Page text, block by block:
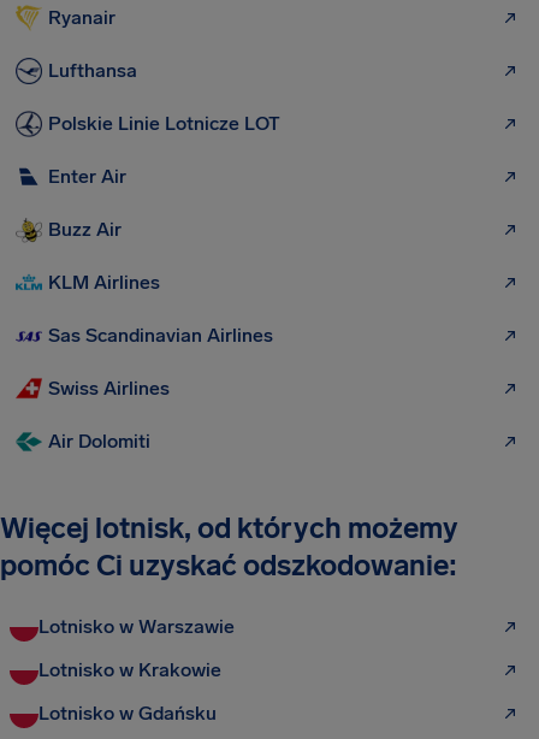
Ryanair
Lufthansa
Polskie Linie Lotnicze LOT
Enter Air
Buzz Air
KLM Airlines
Sas Scandinavian Airlines
Swiss Airlines
Air Dolomiti
Więcej lotnisk, od których możemy
pomóc Ci uzyskać odszkodowanie:
Lotnisko w Warszawie
Lotnisko w Krakowie
Lotnisko w Gdańsku